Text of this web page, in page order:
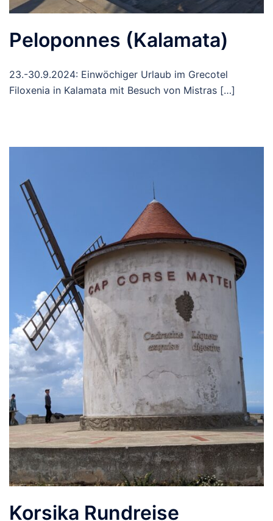
Peloponnes (Kalamata)
23.-30.9.2024: Einwöchiger Urlaub im Grecotel
Filoxenia in Kalamata mit Besuch von Mistras […]
Korsika Rundreise